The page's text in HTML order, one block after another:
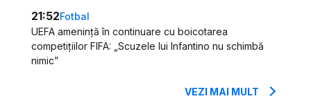
21:52Fotbal
UEFA amenință în continuare cu boicotarea
competițiilor FIFA: „Scuzele lui Infantino nu schimbă
nimic”
VEZI MAI MULT